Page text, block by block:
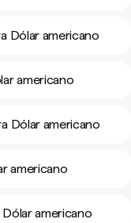
Dólar americano
americano
Dólar americano
americano
americano